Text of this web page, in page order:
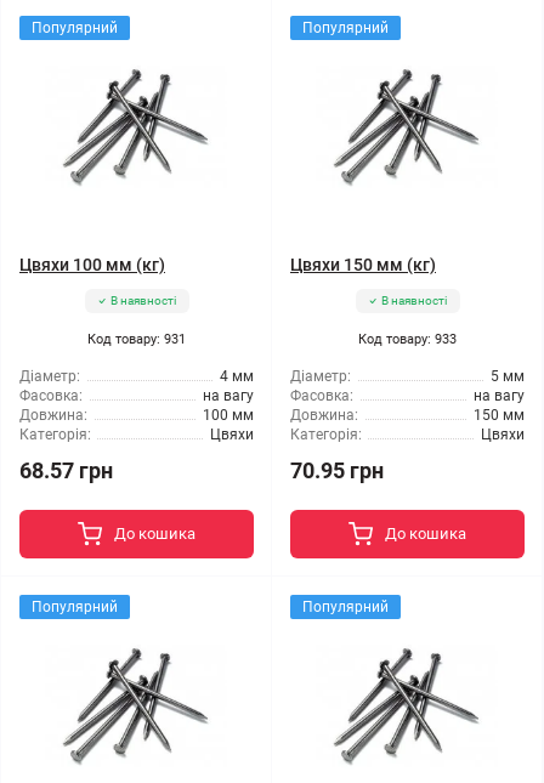
Популярний
Цвяхи 100 мм (кг)
В наявності
Код товару: 931
Діаметр:
4 мм
Фасовка:
на вагу
Довжина:
100 мм
Категорія:
Цвяхи
68.57 грн
До кошика
Популярний
Цвяхи 150 мм (кг)
В наявності
Код товару: 933
Діаметр:
5 мм
Фасовка:
на вагу
Довжина:
150 мм
Категорія:
Цвяхи
70.95 грн
До кошика
Популярний Популярний